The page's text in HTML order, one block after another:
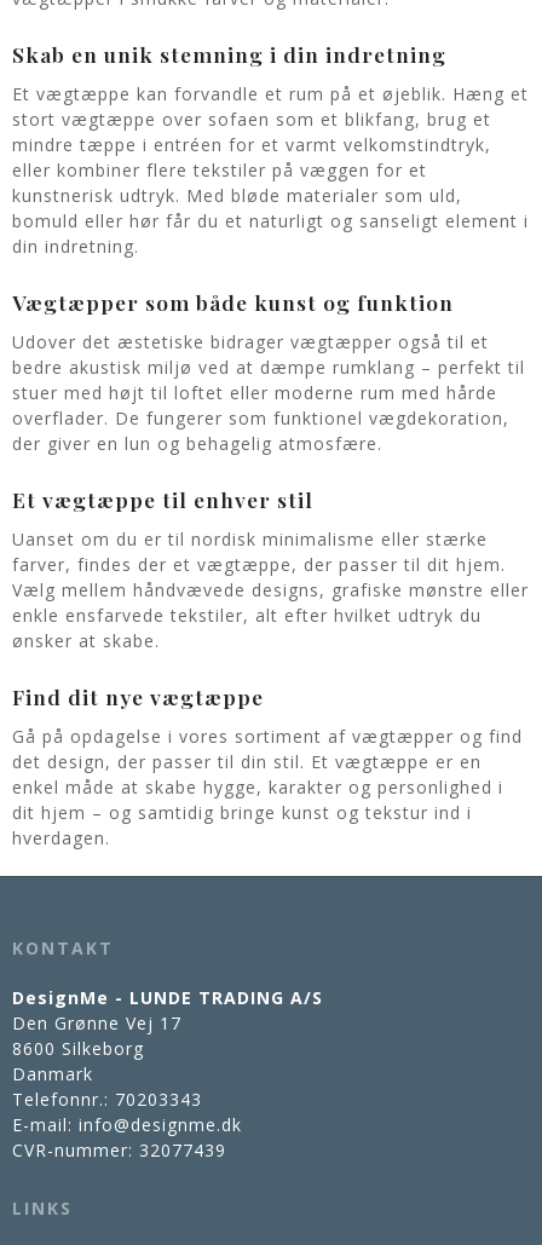
Skab en unik stemning i din indretning
Et vægtæppe kan forvandle et rum på et øjeblik. Hæng et
stort vægtæppe over sofaen som et blikfang, brug et
mindre tæppe i entréen for et varmt velkomstindtryk,
eller kombiner flere tekstiler på væggen for et
kunstnerisk udtryk. Med bløde materialer som uld,
bomuld eller hør får du et naturligt og sanseligt element i
din indretning.
Vægtæpper som både kunst og funktion
Udover det æstetiske bidrager vægtæpper også til et
bedre akustisk miljø ved at dæmpe rumklang – perfekt til
stuer med højt til loftet eller moderne rum med hårde
overflader. De fungerer som funktionel vægdekoration,
der giver en lun og behagelig atmosfære.
Et vægtæppe til enhver stil
Uanset om du er til nordisk minimalisme eller stærke
farver, findes der et vægtæppe, der passer til dit hjem.
Vælg mellem håndvævede designs, grafiske mønstre eller
enkle ensfarvede tekstiler, alt efter hvilket udtryk du
ønsker at skabe.
Find dit nye vægtæppe
Gå på opdagelse i vores sortiment af vægtæpper og find
det design, der passer til din stil. Et vægtæppe er en
enkel måde at skabe hygge, karakter og personlighed i
dit hjem – og samtidig bringe kunst og tekstur ind i
hverdagen.
KONTAKT
DesignMe - LUNDE TRADING A/S
Den Grønne Vej 17
8600 Silkeborg
Danmark
Telefonnr.: 70203343
E-mail: info@designme.dk
CVR-nummer: 32077439
LINKS